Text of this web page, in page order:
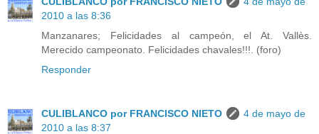
2010 a las 8:36
Manzanares; Felicidades al campeón, el At. Vallès.
Merecido campeonato. Felicidades chavales!!!. (foro)
Responder
CULIBLANCO por FRANCISCO NIETO
4 de mayo de
2010 a las 8:37